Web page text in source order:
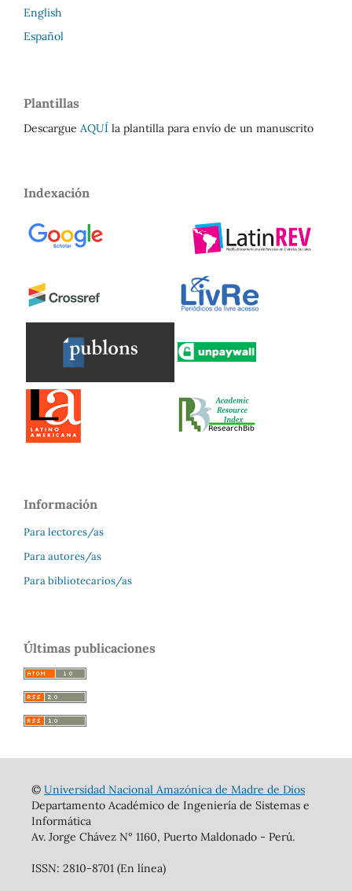
English
Español
Plantillas
Descargue AQUÍ la plantilla para envío de un manuscrito
Indexación
Información
Para lectores/as
Para autores/as
Para bibliotecarios/as
Últimas publicaciones
© Universidad Nacional Amazónica de Madre de Dios
Departamento Académico de Ingeniería de Sistemas e
Informática
Av. Jorge Chávez N° 1160, Puerto Maldonado - Perú.
ISSN: 2810-8701 (En línea)